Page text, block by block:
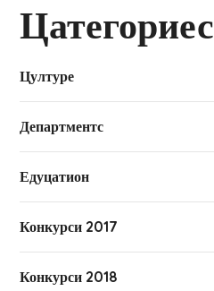
Цатегориес
Цултуре
Департментс
Едуцатион
Конкурси 2017
Конкурси 2018